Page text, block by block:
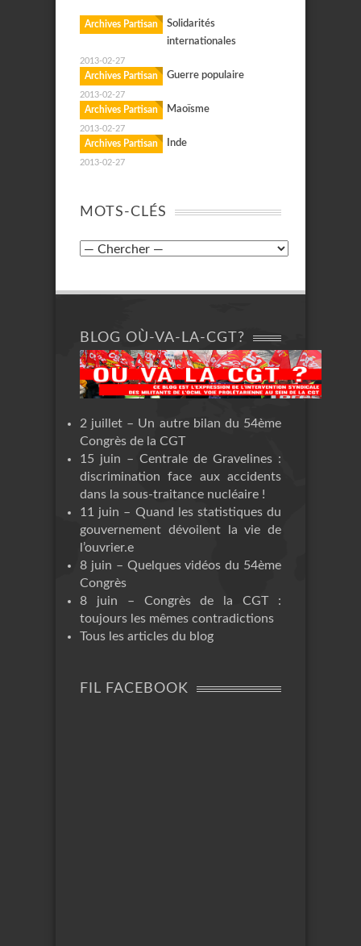
Archives Partisan
Solidarités
internationales
2013-02-27
Archives Partisan Guerre populaire
2013-02-27
Archives Partisan Maoïsme
2013-02-27
Archives Partisan Inde
2013-02-27
MOTS-CLÉS
BLOG OÙ-VA-LA-CGT?
2 juillet – Un autre bilan du 54ème
Congrès de la CGT
15 juin – Centrale de Gravelines :
discrimination face aux accidents
dans la sous-traitance nucléaire !
11 juin – Quand les statistiques du
gouvernement dévoilent la vie de
l’ouvrier.e
8 juin – Quelques vidéos du 54ème
Congrès
8 juin – Congrès de la CGT :
toujours les mêmes contradictions
Tous les articles du blog
FIL FACEBOOK